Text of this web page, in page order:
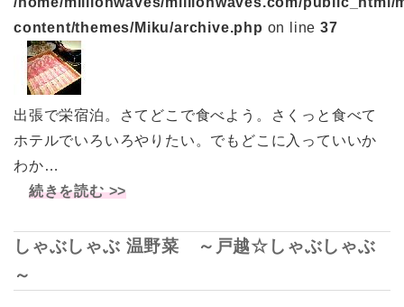
content/themes/Miku/archive.php on line37
出張で栄宿泊。さてどこで食べよう。さくっと食べて
ホテルでいろいろやりたい。でもどこに入っていいか
わか…
続きを読む >>
しゃぶしゃぶ 温野菜 ～戸越☆しゃぶしゃぶ
～